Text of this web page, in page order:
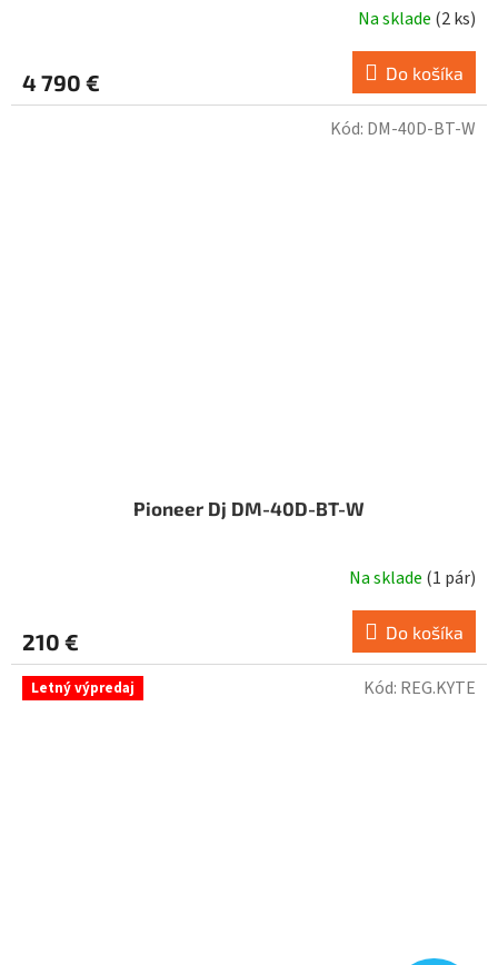
Na sklade (2 ks)
4 790 € Do košíka
Pioneer Dj DM-40D-BT-W
Na sklade (1 pár)
210 € Do košíka
Kód: DM-40D-BT-W
Letný výpredaj Kód: REG.KYTE